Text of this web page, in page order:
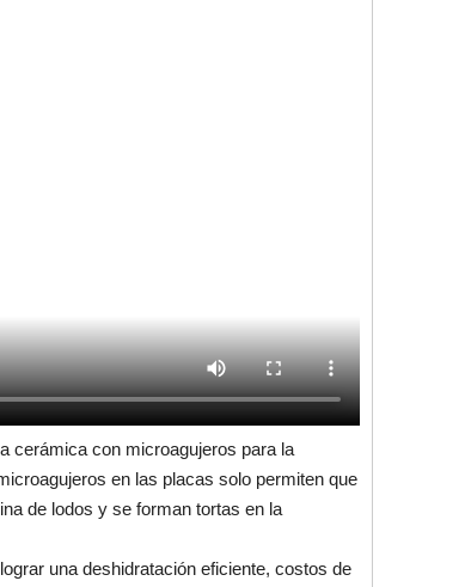
cerámica con microagujeros para la
en las placas solo permiten que
de lodos y se forman tortas en la
una deshidratación eficiente, costos de